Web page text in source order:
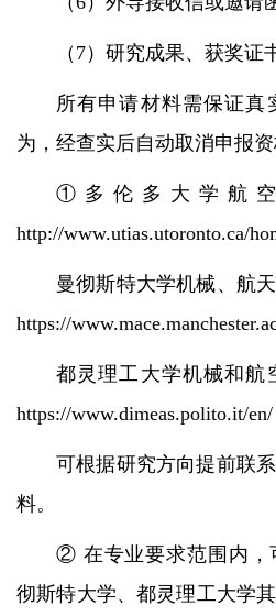
（7）研究成果、获奖证
所有申请材料需保证真
为，经查实后自动取消申报资
①多伦多大学航
http://www.utias.utoronto.ca/
曼彻斯特大学机械、航
https://
都灵理工大学机械和航
https://www.dimeas.polito.it/en/
可根据研究方向提前联
料。
② 在专业要求范围内，
彻斯特大学、都灵理工大学